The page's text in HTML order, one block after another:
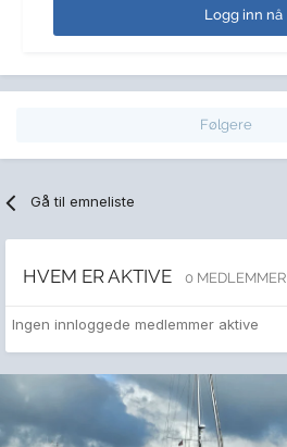
Logg inn nå
Følgere
Gå til emneliste
HVEM ER AKTIVE 0 MEDLEMMER
Ingen innloggede medlemmer aktive